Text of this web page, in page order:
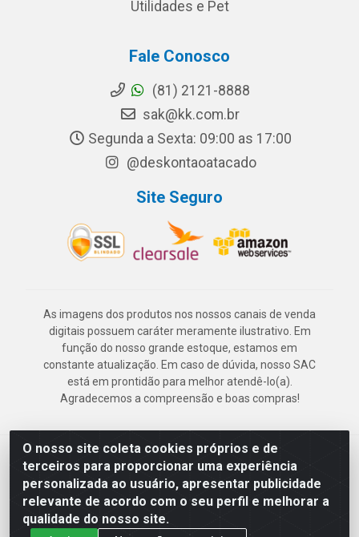
O nosso site coleta cookies próprios e de
terceiros para proporcionar uma experiência
personalizada ao usuário, apresentar publicidade
relevante de acordo com o seu perfil e melhorar a
qualidade do nosso site.
Utilidades e Pet
Fale Conosco
(81) 2121-8888
sak@kk.com.br
Segunda a Sexta: 09:00 as 17:00
@deskontaoatacado
Site Seguro
As imagens dos produtos nos nossos canais de venda
digitais possuem caráter meramente ilustrativo. Em
função do nosso grande estoque, estamos em
constante atualização. Em caso de dúvida, nosso SAC
está em prontidão para melhor atendê-lo(a).
Agradecemos a compreensão e boas compras!
Deskontão Atacado - Av. Marechal Mascarenhas de Morais, 2471 -
Imbiribeira - Recife/PE - CEP 51.150-001 - CNPJ 24.150.377/0003-
57